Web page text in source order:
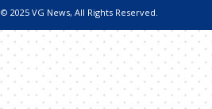
© 2025 VG News, All Rights Reserved.